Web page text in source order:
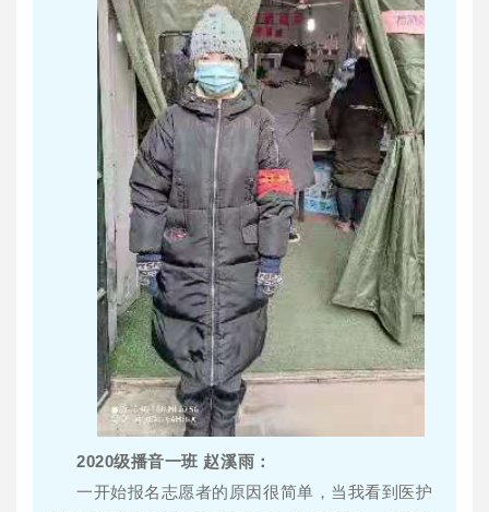
2020级播音一班 赵溪雨：
一开始报名志愿者的原因很简单，当我看到医护